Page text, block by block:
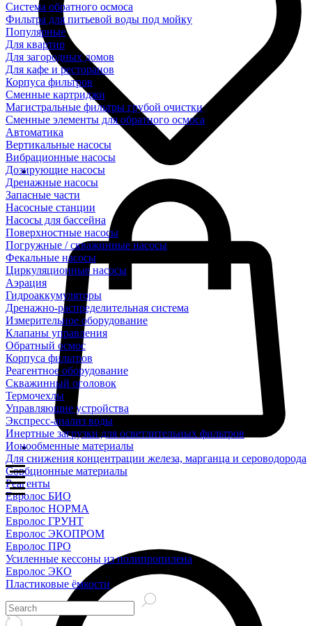
Система обратного осмоса
Фильтра для питьевой воды под мойку
Популярные
Для квартир
Для загородных домов
Для кафе и ресторанов
Корпуса фильтров
Сменные картриджи
Магистральные фильтры грубой очистки
Сменные элементы для обратного осмоса
Автоматика
Вертикальные насосы
Вибрационные насосы
Дозирующие насосы
Дренажные насосы
Запасные части
Насосные станции
Насосы для бассейна
Поверхностные насосы
Погружные / скважинные насосы
Фекальные насосы
Циркуляционные насосы
Аэрация
Гидроаккумуляторы
Дренажно-распределительная система
Измерительное оборудование
Клапаны управления
Обратный осмос
Корпуса фильтров
Реагентное оборудование
Скважинный оголовок
Термочехлы
Управляющие устройства
Экспресс-анализ воды
Инертные загрузки для осветлительных фильтров
Ионообменные материалы
Для снижения концентрации железа, марганца и сероводорода
Сорбционные материалы
Реагенты
Евролос БИО
Евролос НОРМА
Евролос ГРУНТ
Евролос ЭКОПРОМ
Евролос ПРО
Усиленные кессоны из полипропилена
Евролос ЭКО
Пластиковые ёмкости